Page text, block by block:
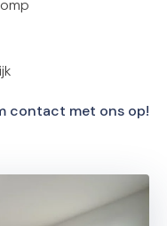
contact met ons op!